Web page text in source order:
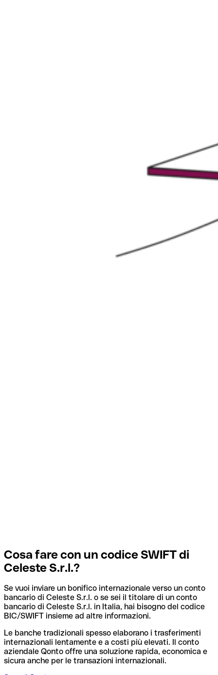
Cosa fare con un codice SWIFT di
Celeste S.r.l.?
Se vuoi inviare un bonifico internazionale verso un conto
bancario di Celeste S.r.l. o se sei il titolare di un conto
bancario di Celeste S.r.l. in Italia, hai bisogno del codice
BIC/SWIFT insieme ad altre informazioni.
Le banche tradizionali spesso elaborano i trasferimenti
internazionali lentamente e a costi più elevati. Il conto
aziendale Qonto offre una soluzione rapida, economica e
sicura anche per le transazioni internazionali.